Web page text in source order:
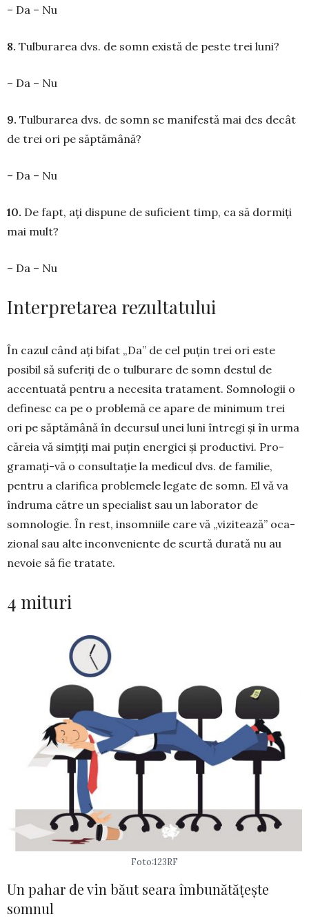
– Da – Nu
8. Tulburarea dvs. de somn există de peste trei luni?
– Da – Nu
9. Tulburarea dvs. de somn se manifestă mai des de­cât
de trei ori pe săptămână?
– Da – Nu
10. De fapt, ați dispune de suficient timp, ca să dor­miți
mai mult?
– Da – Nu
Interpretarea rezultatului
În cazul când ați bifat „Da” de cel puțin trei ori este
posibil să suferiți de o tulburare de somn destul de
accentuată pentru a necesita tratament. Somno­lo­gii o
definesc ca pe o problemă ce apare de mi­ni­mum trei
ori pe săptămână în de­cursul unei luni întregi și în urma
căreia vă sim­țiți mai puțin energici și produc­tivi. Pro­
gramați-vă o consultație la me­di­cul dvs. de familie,
pentru a clarifica problemele legate de somn. El vă va
în­druma către un specialist sau un la­bo­rator de
somnologie. În rest, insom­niile care vă „vizitează” oca­
zional sau alte in­conveniente de scurtă durată nu au
nevoie să fie tratate.
4 mituri
Foto:123RF
Un pahar de vin băut seara îmbunătățește
somnul